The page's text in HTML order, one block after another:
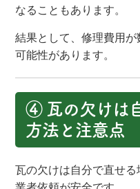
なることもあります。
結果として、修理費用
可能性があります。
④ 瓦の欠けは
方法と注意点
瓦の欠けは自分で直せ